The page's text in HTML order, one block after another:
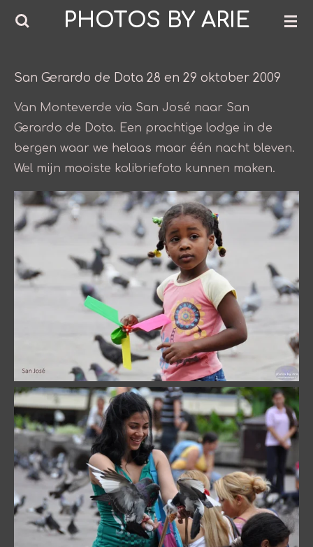
Ga
de
PHOTOS BY ARIE
San Gerardo de Dota 28 en 29 oktober 2009
Van Monteverde via San José naar San
Gerardo de Dota. Een prachtige lodge in de
bergen waar we helaas maar één nacht bleven.
Wel mijn mooiste kolibriefoto kunnen maken.